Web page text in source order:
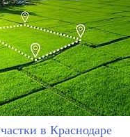
в Краснодаре